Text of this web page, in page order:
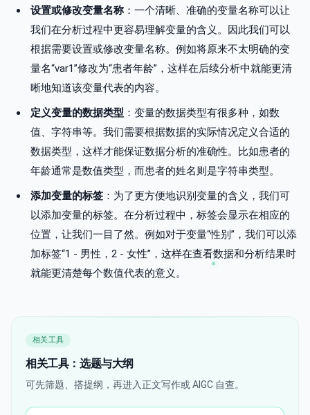
设置或修改变量名称：一个清晰、准确的变量名称可以让
我们在分析过程中更容易理解变量的含义。因此我们可以
根据需要设置或修改变量名称。例如将原来不太明确的变
量名“var1”修改为“患者年龄”，这样在后续分析中就能更清
晰地知道该变量代表的内容。
定义变量的数据类型 ：变量的数据类型有很多种，如数
值、字符串等。我们需要根据数据的实际情况定义合适的
数据类型，这样才能保证数据分析的准确性。比如患者的
年龄通常是数值类型，而患者的姓名则是字符串类型。
添加变量的标签 ：为了更方便地识别变量的含义，我们可
以添加变量的标签。在分析过程中，标签会显示在相应的
位置，让我们一目了然。例如对于变量“性别”，我们可以添
加标签“1 - 男性，2 - 女性”，这样在查看数据和分析结果时
就能更清楚每个数值代表的意义。
相关工具
相关工具：选题与大纲
可先筛题、搭提纲，再进入正文写作或 AIGC 自查。